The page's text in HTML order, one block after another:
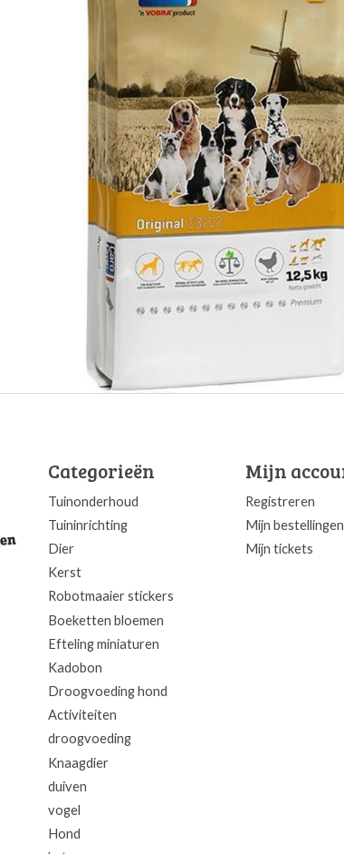
Categorieën
Tuinonderhoud
Tuininrichting
Dier
Kerst
Robotmaaier stickers
Boeketten bloemen
Efteling miniaturen
Kadobon
Droogvoeding hond
Activiteiten
droogvoeding
Knaagdier
duiven
vogel
Hond
Mijn
Registreren
Mijn bestellingen
Mijn tickets